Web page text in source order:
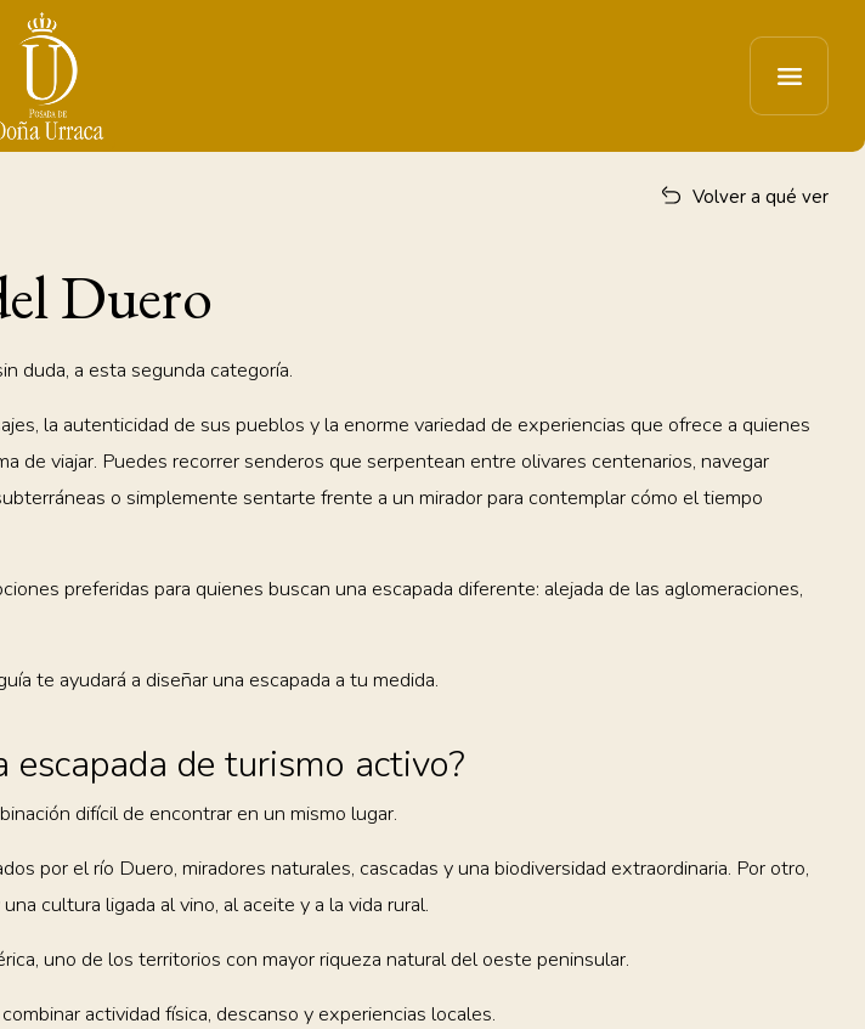
Volver a qué ver
Duero
duda, a esta segunda categoría.
la autenticidad de sus pueblos y la enorme variedad de experiencias que ofrece a quienes
de viajar. Puedes recorrer senderos que serpentean entre olivares centenarios, navegar
o simplemente sentarte frente a un mirador para contemplar cómo el tiempo
preferidas para quienes buscan una escapada diferente: alejada de las aglomeraciones,
te ayudará a diseñar una escapada a tu medida.
de turismo activo?
difícil de encontrar en un mismo lugar.
por el río Duero, miradores naturales, cascadas y una biodiversidad extraordinaria. Por otro,
cultura ligada al vino, al aceite y a la vida rural.
uno de los territorios con mayor riqueza natural del oeste peninsular.
actividad física, descanso y experiencias locales.